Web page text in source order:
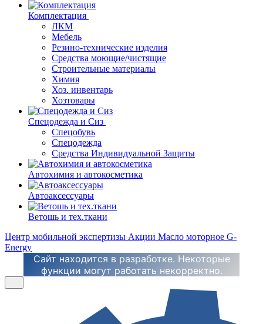
Комплектация
ЛКМ
Мебель
Резино-технические изделия
Средства моющие/чистящие
Строительные материалы
Химия
Хоз. инвентарь
Хозтовары
Спецодежда и Сиз
Спецобувь
Спецодежда
Средства Индивидуальной Защиты
Автохимия и автокосметика
Автоаксессуары
Ветошь и тех.ткани
Центр мобильной экспертизы Акции Масло моторное G-
Energy
Сайт находится в разработке. Некоторые
функции могут работать некорректно.